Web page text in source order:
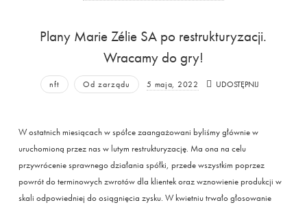
Plany Marie Zélie SA po restrukturyzacji.
Wracamy do gry!
nft Od zarządu 5 maja, 2022 UDOSTĘPNIJ
W ostatnich miesiącach w spółce zaangażowani byliśmy głównie w
uruchomioną przez nas w lutym restrukturyzację. Ma ona na celu
przywrócenie sprawnego działania spółki, przede wszystkim poprzez
powrót do terminowych zwrotów dla klientek oraz wznowienie produkcji w
skali odpowiedniej do osiągnięcia zysku. W kwietniu trwało głosowanie